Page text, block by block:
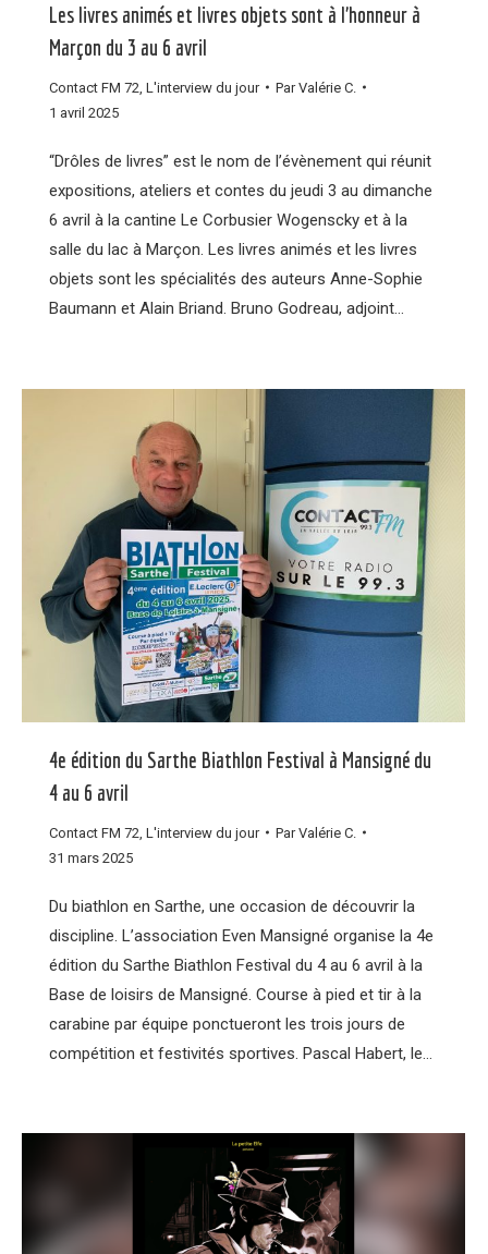
Les livres animés et livres objets sont à l’honneur à
Marçon du 3 au 6 avril
Contact FM 72 L'interview du jour ParValérie C.
1 avril 2025
“Drôles de livres” est le nom de l’évènement qui réunit
expositions, ateliers et contes du jeudi 3 au dimanche
6 avril à la cantine Le Corbusier Wogenscky et à la
salle du lac à Marçon. Les livres animés et les livres
objets sont les spécialités des auteurs Anne-Sophie
Baumann et Alain Briand. Bruno Godreau, adjoint…
4e édition du Sarthe Biathlon Festival à Mansigné du
4 au 6 avril
Contact FM 72 L'interview du jour ParValérie C.
31 mars 2025
Du biathlon en Sarthe, une occasion de découvrir la
discipline. L’association Even Mansigné organise la 4e
édition du Sarthe Biathlon Festival du 4 au 6 avril à la
Base de loisirs de Mansigné. Course à pied et tir à la
carabine par équipe ponctueront les trois jours de
compétition et festivités sportives. Pascal Habert, le…